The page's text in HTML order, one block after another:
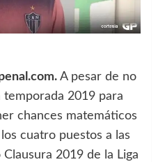
A pesar de no
temporada 2019 para
chances matemáticos
cuatro puestos a las
2019 de la Liga